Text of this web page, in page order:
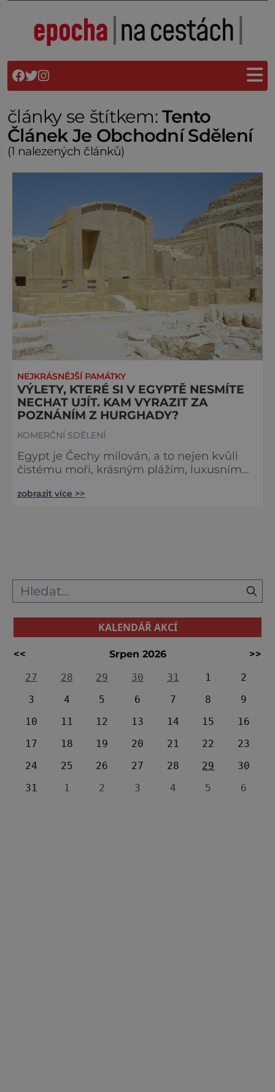
články se štítkem:Tento
Článek Je Obchodní Sdělení
(1 nalezených článků)
NEJKRÁSNĚJŠÍ PAMÁTKY
VÝLETY, KTERÉ SI V EGYPTĚ NESMÍTE
NECHAT UJÍT. KAM VYRAZIT ZA
POZNÁNÍM Z HURGHADY?
KOMERČNÍ SDĚLENÍ
Egypt je Čechy milován, a to nejen kvůli
čistému moři, krásným plážím, luxusním
země jezdí také kvůli jedinečné atmosféře
zájezdy do této destinace ale přehlíží kvůli
ve
zobrazit více >>
KALENDÁŘ AKCÍ
<< Srpen 2026
>>
27
28 29 30 31 1
2
3
4 5 6 7 8
9
10
11 12 13 14 15
16
17
18 19 20 21 22
23
24
25 26 27 28 29
30
31
1 2 3 4 5 6